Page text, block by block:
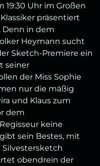
19:30 Uhr im Großen
präsentiert
Denn in dem
Heymann sucht
Sketch-Premiere ein
seiner
der Miss Sophie
nur die mäßig
und Klaus zum
dem
keine
sein Bestes, mit
Silvestersketch
obendrein der